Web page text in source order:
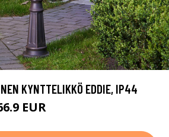
KYNTTELIKKÖ EDDIE, IP44
EUR